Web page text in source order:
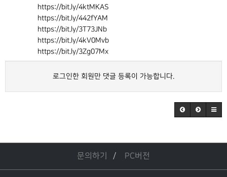
https://bit.ly/4ktMKAS
https://bit.ly/442fYAM
https://bit.ly/3T73JNb
https://bit.ly/4kV0Mvb
https://bit.ly/3Zg07Mx
로그인한 회원만 댓글 등록이 가능합니다.
문의하기 PC버전